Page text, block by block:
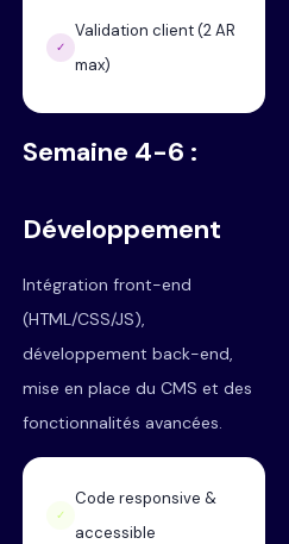
✓
Validation client (2 AR
max)
Semaine 4-6 :
Développement
Intégration front-end
(HTML/CSS/JS),
développement back-end,
mise en place du CMS et des
fonctionnalités avancées.
✓
Code responsive &
accessible